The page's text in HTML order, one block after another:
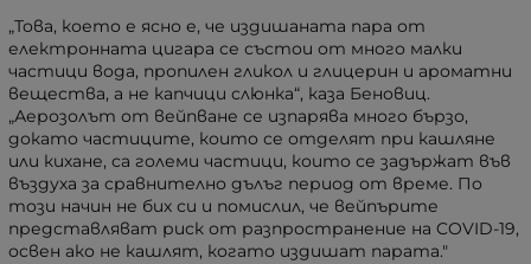
„Това, което е ясно е, че издишаната пара от
електронната цигара се състои от много малки
частици вода, пропилен гликол и глицерин и ароматни
вещества, а не капчици слюнка“, каза Беновиц.
„Аерозолът от вейпване се изпарява много бързо,
докато частиците, които се отделят при кашляне
или кихане, са големи частици, които се задържат във
въздуха за сравнително дълъг период от време. По
този начин не бих си и помислил, че вейпърите
представляват риск от разпространение на COVID-19,
освен ако не кашлят, когато издишат парата."